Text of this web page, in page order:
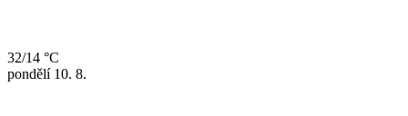
32/14 °C
pondělí 10. 8.